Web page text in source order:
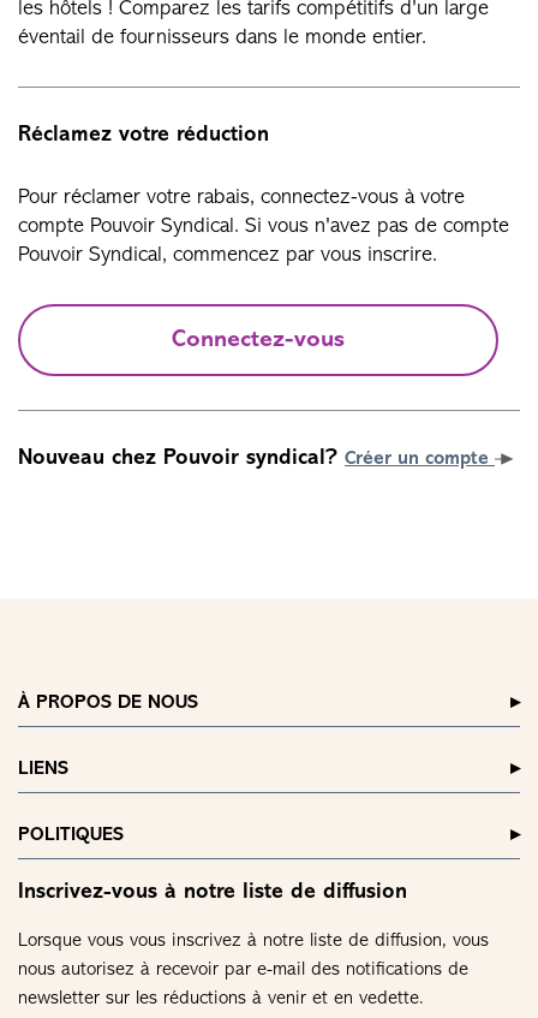
les hôtels ! Comparez les tarifs compétitifs d'un large
éventail de fournisseurs dans le monde entier.
Réclamez votre réduction
Pour réclamer votre rabais, connectez-vous à votre
compte Pouvoir Syndical. Si vous n'avez pas de compte
Pouvoir Syndical, commencez par vous inscrire.
Connectez-vous
Nouveau chez Pouvoir syndical? Créer un compte
À PROPOS DE NOUS
LIENS
POLITIQUES
Inscrivez-vous à notre liste de diffusion
Lorsque vous vous inscrivez à notre liste de diffusion, vous
nous autorisez à recevoir par e-mail des notifications de
newsletter sur les réductions à venir et en vedette.